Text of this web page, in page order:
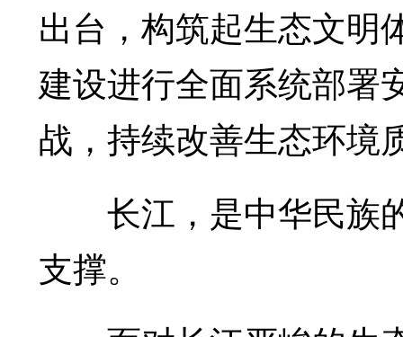
出台，构筑起生态文明
建设进行全面系统部署
战，持续改善生态环境
长江，是中华民族
支撑。